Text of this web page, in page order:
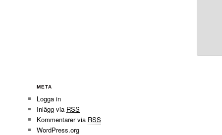
META
Logga in
Inlägg via RSS
Kommentarer via RSS
WordPress.org